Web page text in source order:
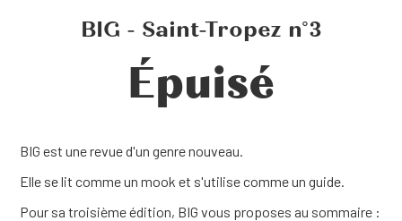
BIG - Saint-Tropez n°3
Épuisé
BIG est une revue d'un genre nouveau.
Elle se lit comme un mook et s'utilise comme un guide.
Pour sa troisième édition, BIG vous proposes au sommaire :